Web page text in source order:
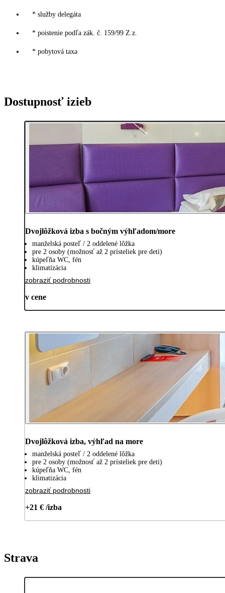
* služby delegáta
* poistenie podľa zák. č. 159/99 Z.z.
* pobytová taxa
Dostupnosť izieb
Dvojlôžková izba s bočným výhľadom/more
manželská posteľ / 2 oddelené lôžka
pre 2 osoby (možnosť až 2 prísteliek pre deti)
kúpeľňa WC, fén
klimatizácia
zobraziť podrobnosti
v cene
Dvojlôžková izba, výhľad na more
manželská posteľ / 2 oddelené lôžka
pre 2 osoby (možnosť až 2 prísteliek pre deti)
kúpeľňa WC, fén
klimatizácia
zobraziť podrobnosti
+21 € /izba
Strava